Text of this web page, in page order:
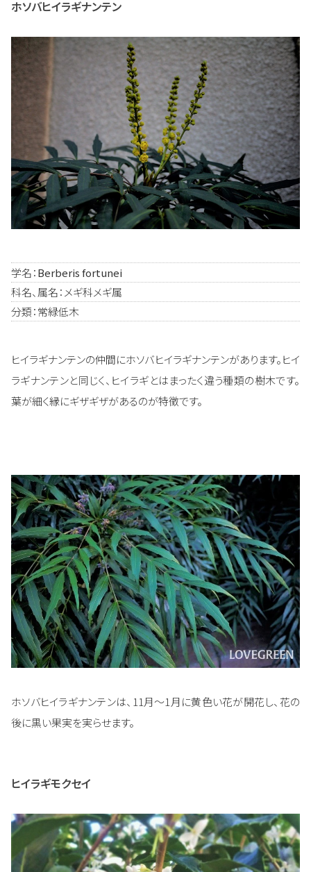
ホソバヒイラギナンテン
学名：Berberis fortunei
科名、属名：メギ科メギ属
分類：常緑低木
ヒイラギナンテンの仲間にホソバヒイラギナンテンがあります。ヒイ
ラギナンテンと同じく、ヒイラギとはまったく違う種類の樹木です。
葉が細く縁にギザギザがあるのが特徴です。
ホソバヒイラギナンテンは、11月～1月に黄色い花が開花し、花の
後に黒い果実を実らせます。
ヒイラギモクセイ